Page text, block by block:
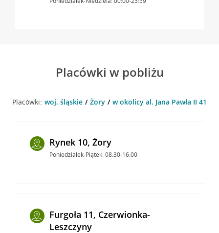
Placówki w pobliżu
Placówki: woj. śląskie Żory w okolicy al. Jana Pawła II 41 ,
Rynek 10, Żory
Poniedziałek-Piątek: 08:30-16:00
Furgoła 11, Czerwionka-
Leszczyny